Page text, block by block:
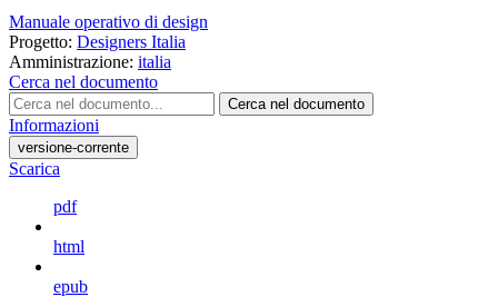
Manuale operativo di design
Progetto: Designers Italia
Amministrazione: italia
Cerca nel documento
Cerca nel documento
Informazioni
versione-corrente
Scarica
pdf
html
epub